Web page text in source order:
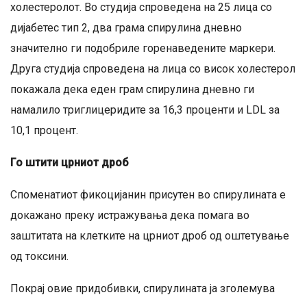
холестеролот. Во студија спроведена на 25 лица со
дијабетес тип 2, два грама спирулина дневно
значително ги подобриле горенаведените маркери.
Друга студија спроведена на лица со висок холестерол
покажала дека еден грам спирулина дневно ги
намалило триглицеридите за 16,3 проценти и LDL за
10,1 процент.
Го штити црниот дроб
Споменатиот фикоцијанин присутен во спирулината е
докажано преку истражувања дека помага во
заштитата на клетките на црниот дроб од оштетување
од токсини.
Покрај овие придобивки, спирулината ја зголемува